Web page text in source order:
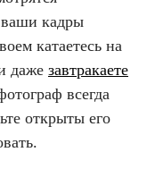
ваши кадры
катаетесь на
даже завтракаете
всегда
открыты его